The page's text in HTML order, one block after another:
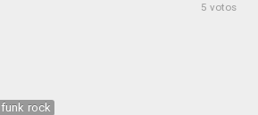
5 votos
funk rock